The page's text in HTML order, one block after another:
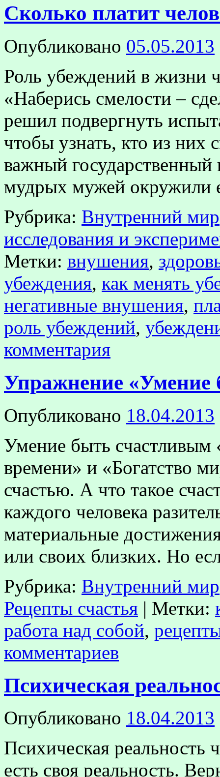
Сколько платит
Опубликовано 05.05.2013
Роль убеждений в жизни
«Наберись смелости –
решил подвергнуть
чтобы узнать, кто из них
важный
мудрых мужей
Рубрика: Внутренний мир
исследования и
Метки: внушения,
убеждения, как менять
негативные внушения,
роль убеждений,
комментария
Упражнение «Умение
Опубликовано 18.04.2013
Умение быть счастливым
времени» и «Богатство
счастью. А что такое
каждого человека
материальные
или своих близких. Но
Рубрика: Внутренний мир
Рецепты счастья | Метки:
работа над собой,
комментариев
Психическая
Опубликовано 18.04.2013
Психическая реальность
есть своя реальность.